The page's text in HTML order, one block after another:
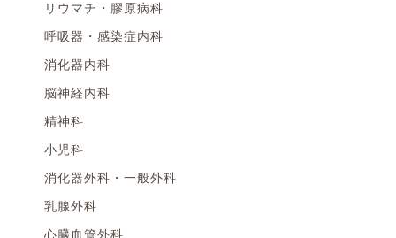
リウマチ・膠原病科
呼吸器・感染症内科
消化器内科
脳神経内科
精神科
小児科
消化器外科・一般外科
乳腺外科
心臓血管外科